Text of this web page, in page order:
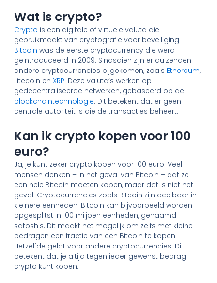
Wat is crypto?
Crypto is een digitale of virtuele valuta die
gebruikmaakt van cryptografie voor beveiliging.
Bitcoin was de eerste cryptocurrency die werd
geïntroduceerd in 2009. Sindsdien zijn er duizenden
andere cryptocurrencies bijgekomen, zoals Ethereum,
Litecoin enXRP. Deze valuta’s werken op
gedecentraliseerde netwerken, gebaseerd op de
blockchaintechnologie. Dit betekent dat er geen
centrale autoriteit is die de transacties beheert.
Kan ik crypto kopen voor 100
euro?
Ja, je kunt zeker crypto kopen voor 100 euro. Veel
mensen denken – in het geval van Bitcoin – dat ze
een hele Bitcoin moeten kopen, maar dat is niet het
geval. Cryptocurrencies zoals Bitcoin zijn deelbaar in
kleinere eenheden. Bitcoin kan bijvoorbeeld worden
opgesplitst in 100 miljoen eenheden, genaamd
satoshis. Dit maakt het mogelijk om zelfs met kleine
bedragen een fractie van een Bitcoin te kopen.
Hetzelfde geldt voor andere cryptocurrencies. Dit
betekent dat je altijd tegen ieder gewenst bedrag
crypto kunt kopen.